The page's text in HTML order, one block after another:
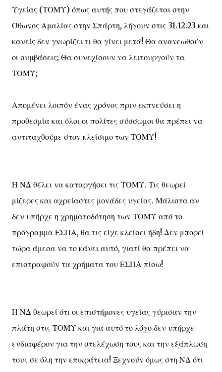
Υγείας (ΤΟΜΥ) όπως αυτής που στεγάζεται στην
Όθωνος Αμαλίας στην Σπάρτη, λήγουν στις 31.12.23 και
κανείς δεν γνωρίζει τι θα γίνει μετά! Θα ανανεωθούν
οι συμβάσεις; Θα συνεχίσουν να λειτουργούν τα
ΤΟΜΥ;
Απομένει λοιπόν ένας χρόνος πριν εκπνεύσει η
προθεσμία και όλοι οι πολίτες σύσσωμοι θα πρέπει να
αντιταχθούμε στον κλείσιμο των ΤΟΜΥ!
Η ΝΔ θέλει να καταργήσει τις ΤΟΜΥ. Τις θεωρεί
μίζερες και αχρείαστες μονάδες υγείας. Μάλιστα αν
δεν υπήρχε η χρηματοδότηση των ΤΟΜΥ από το
πρόγραμμα ΕΣΠΑ, θα τις είχε κλείσει ήδη! Δεν μπορεί
τώρα άμεσα να το κάνει αυτό, γιατί θα πρέπει να
επιστραφούν τα χρήματα του ΕΣΠΑ πίσω!
Η ΝΔ θεωρεί ότι οι επιστήμονες υγείας γύρισαν την
πλάτη στις ΤΟΜΥ και για αυτό το λόγο δεν υπήρχε
ενδιαφέρον για την στελέχωση τους και την εξάπλωση
τους σε όλη την επικράτεια! Ξεχνούν όμως στη ΝΔ ότι